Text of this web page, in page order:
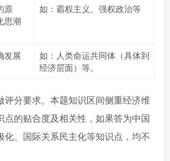
原
思潮
如：霸权主义、强权政治等
发展
如：人类命运共同体（具体到
经济层面）等。
评分要求。本题知识区间侧重经济维
点的贴合度及相关性，如果答为中国
化、国际关系民主化等知识点，均不